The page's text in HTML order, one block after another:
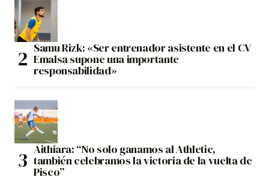
Samu Rizk: «Ser entrenador asistente en el CV
Emalsa supone una importante
responsabilidad»
Aithiara: “No solo ganamos al Athletic,
también celebramos la victoria de la vuelta de
Pisco”